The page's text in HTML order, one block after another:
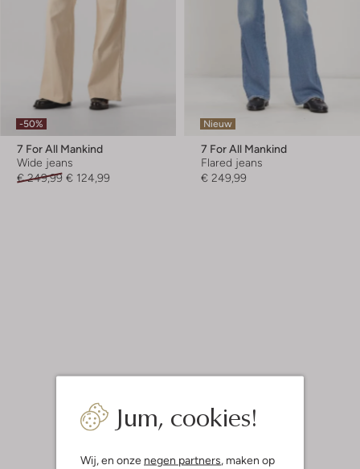
Jum, cookies!
Wij, en onze negen partners, maken op
-50%
7 For All Mankind
Wide jeans
€ 249,99 € 124,99
Nieuw
7 For All Mankind
Flared jeans
€ 249,99